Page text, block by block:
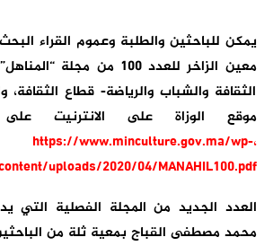
يمكن للباحثين والطلبة وعموم القراء
معين الزاخر للعدد 100 من
الثقافة والشباب والرياضة- قطاع
موقع الوزاة على الانترنيت على
https://www.minculture.gov.ma/wp-،
uploads/2020/04/MANAHIL100.pdf
العدد الجديد من المجلة الفصلية التي
محمد مصطفى القباج بمعية ثلة من